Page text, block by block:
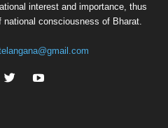
interest and importance, thus
consciousness of Bharat.